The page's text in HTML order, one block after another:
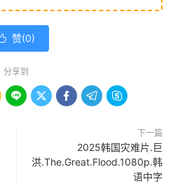
赞(0)
分享到
    
下一篇
2025韩国灾难片.巨
洪.The.Great.Flood.1080p.韩
语中字